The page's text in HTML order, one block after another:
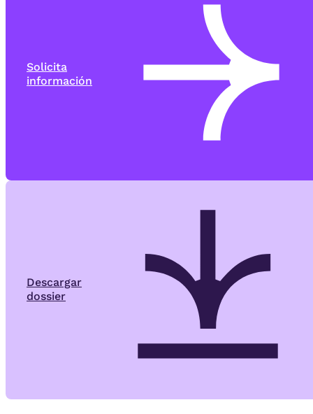
Solicita
información
Descargar
dossier